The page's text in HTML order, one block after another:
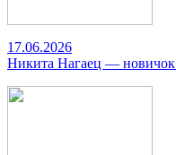
17.06.2026
Никита Нагаец — новичок